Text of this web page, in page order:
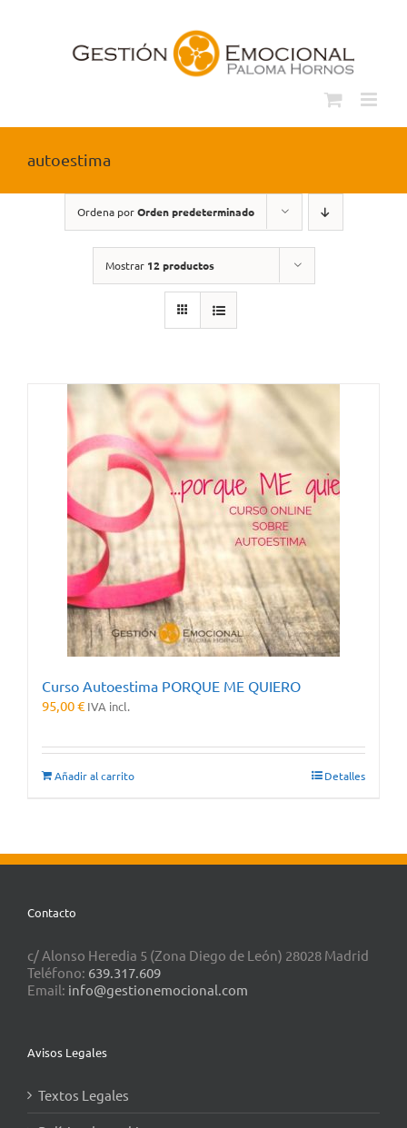
autoestima
Ordena porOrden predeterminado
Mostrar 12 productos
Curso Autoestima PORQUE ME QUIERO
95,00€ IVA incl.
Añadir al carrito Detalles
Contacto
c/ Alonso Heredia 5 (Zona Diego de León) 28028 Madrid
Teléfono: 639.317.609
Email: info@gestionemocional.com
Avisos Legales
Textos Legales